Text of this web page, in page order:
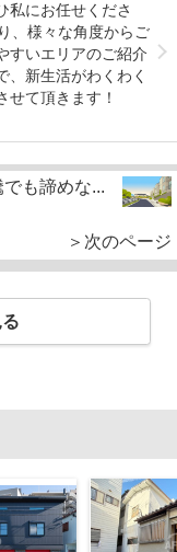
私にお任せくださ
、様々な角度からご
すいエリアのご紹介
、新生活がわくわく
せて頂きます！
も諦めな...
＞次のページ